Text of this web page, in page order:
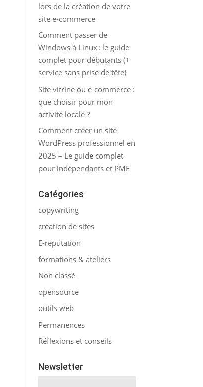
lors de la création de votre
site e-commerce
Comment passer de
Windows à Linux : le guide
complet pour débutants (+
service sans prise de tête)
Site vitrine ou e-commerce :
que choisir pour mon
activité locale ?
Comment créer un site
WordPress professionnel en
2025 – Le guide complet
pour indépendants et PME
Catégories
copywriting
création de sites
E-reputation
formations & ateliers
Non classé
opensource
outils web
Permanences
Réflexions et conseils
Newsletter